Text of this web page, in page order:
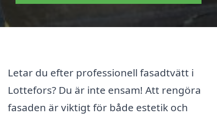
Letar du efter professionell fasadtvätt i
Lottefors? Du är inte ensam! Att rengöra
fasaden är viktigt för både estetik och